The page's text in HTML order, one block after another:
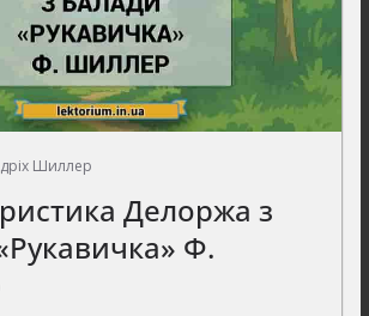
Шиллер
Делоржа з
Ф.